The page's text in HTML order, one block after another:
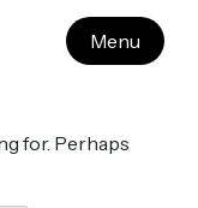
Menu
for. Perhaps